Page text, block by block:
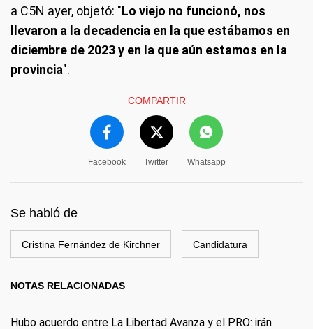
a C5N ayer, objetó: "Lo viejo no funcionó, nos
llevaron a la decadencia en la que estábamos en
diciembre de 2023 y en la que aún estamos en la
provincia".
COMPARTIR
Facebook Twitter Whatsapp
Se habló de
Cristina Fernández de Kirchner Candidatura
NOTAS RELACIONADAS
Hubo acuerdo entre La Libertad Avanza y el PRO: irán